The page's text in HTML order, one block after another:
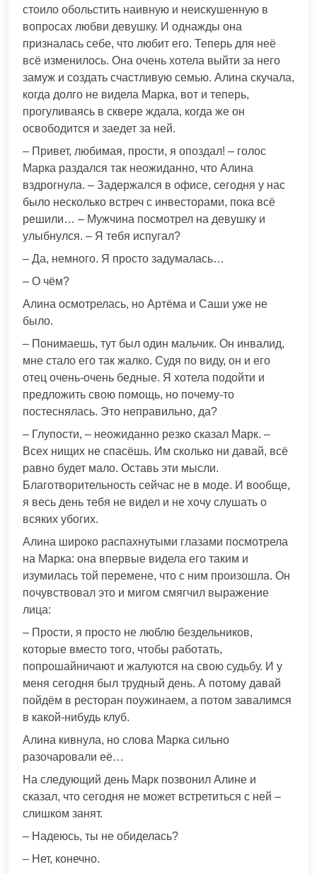
стоило обольстить наивную и неискушенную в
вопросах любви девушку. И однажды она
призналась себе, что любит его. Теперь для неё
всё изменилось. Она очень хотела выйти за него
замуж и создать счастливую семью. Алина скучала,
когда долго не видела Марка, вот и теперь,
прогуливаясь в сквере ждала, когда же он
освободится и заедет за ней.
– Привет, любимая, прости, я опоздал! – голос
Марка раздался так неожиданно, что Алина
вздрогнула. – Задержался в офисе, сегодня у нас
было несколько встреч с инвесторами, пока всё
решили… – Мужчина посмотрел на девушку и
улыбнулся. – Я тебя испугал?
– Да, немного. Я просто задумалась…
– О чём?
Алина осмотрелась, но Артёма и Саши уже не
было.
– Понимаешь, тут был один мальчик. Он инвалид,
мне стало его так жалко. Судя по виду, он и его
отец очень-очень бедные. Я хотела подойти и
предложить свою помощь, но почему-то
постеснялась. Это неправильно, да?
– Глупости, – неожиданно резко сказал Марк. –
Всех нищих не спасёшь. Им сколько ни давай, всё
равно будет мало. Оставь эти мысли.
Благотворительность сейчас не в моде. И вообще,
я весь день тебя не видел и не хочу слушать о
всяких убогих.
Алина широко распахнутыми глазами посмотрела
на Марка: она впервые видела его таким и
изумилась той перемене, что с ним произошла. Он
почувствовал это и мигом смягчил выражение
лица:
– Прости, я просто не люблю бездельников,
которые вместо того, чтобы работать,
попрошайничают и жалуются на свою судьбу. И у
меня сегодня был трудный день. А потому давай
пойдём в ресторан поужинаем, а потом завалимся
в какой-нибудь клуб.
Алина кивнула, но слова Марка сильно
разочаровали её…
На следующий день Марк позвонил Алине и
сказал, что сегодня не может встретиться с ней –
слишком занят.
– Надеюсь, ты не обиделась?
– Нет, конечно.